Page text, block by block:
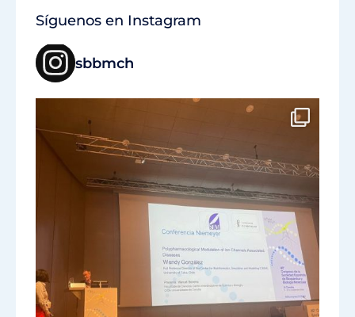
Síguenos en Instagram
sbbmch